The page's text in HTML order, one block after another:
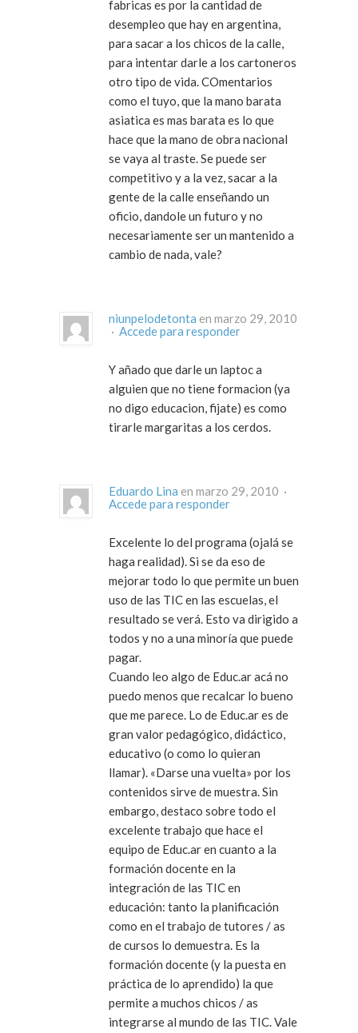
fabricas es por la cantidad de
desempleo que hay en argentina,
para sacar a los chicos de la calle,
para intentar darle a los cartoneros
otro tipo de vida. COmentarios
como el tuyo, que la mano barata
asiatica es mas barata es lo que
hace que la mano de obra nacional
se vaya al traste. Se puede ser
competitivo y a la vez, sacar a la
gente de la calle enseñando un
oficio, dandole un futuro y no
necesariamente ser un mantenido a
cambio de nada, vale?
niunpelodetonta en marzo 29, 2010
· Accede para responder
Y añado que darle un laptoc a
alguien que no tiene formacion (ya
no digo educacion, fijate) es como
tirarle margaritas a los cerdos.
Eduardo Lina
en marzo 29, 2010 ·
Accede para responder
Excelente lo del programa (ojalá se
haga realidad). Si se da eso de
mejorar todo lo que permite un buen
uso de las TIC en las escuelas, el
resultado se verá. Esto va dirigido a
todos y no a una minoría que puede
pagar.
Cuando leo algo de Educ.ar acá no
puedo menos que recalcar lo bueno
que me parece. Lo de Educ.ar es de
gran valor pedagógico, didáctico,
educativo (o como lo quieran
llamar). «Darse una vuelta» por los
contenidos sirve de muestra. Sin
embargo, destaco sobre todo el
excelente trabajo que hace el
equipo de Educ.ar en cuanto a la
formación docente en la
integración de las TIC en
educación: tanto la planificación
como en el trabajo de tutores / as
de cursos lo demuestra. Es la
formación docente (y la puesta en
práctica de lo aprendido) la que
permite a muchos chicos / as
integrarse al mundo de las TIC. Vale